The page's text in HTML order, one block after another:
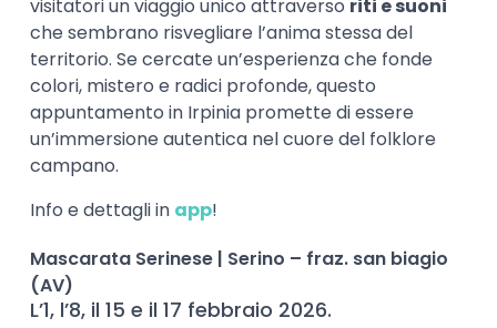
visitatori un viaggio unico attraverso riti e suoni
che sembrano risvegliare l’anima stessa del
territorio. Se cercate un’esperienza che fonde
colori, mistero e radici profonde, questo
appuntamento in Irpinia promette di essere
un’immersione autentica nel cuore del folklore
campano.
Info e dettagli in app!
Mascarata Serinese | Serino – fraz. san biagio
(AV)
L’1, l’8, il 15 e il 17 febbraio 2026.